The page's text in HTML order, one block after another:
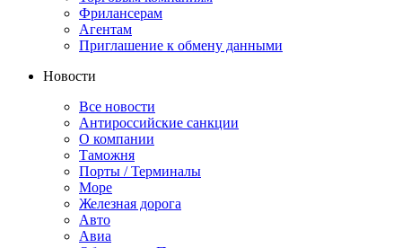
Фрилансерам
Агентам
Приглашение к обмену данными
Новости
Все новости
Антироссийские санкции
О компании
Таможня
Порты / Терминалы
Море
Железная дорога
Авто
Авиа